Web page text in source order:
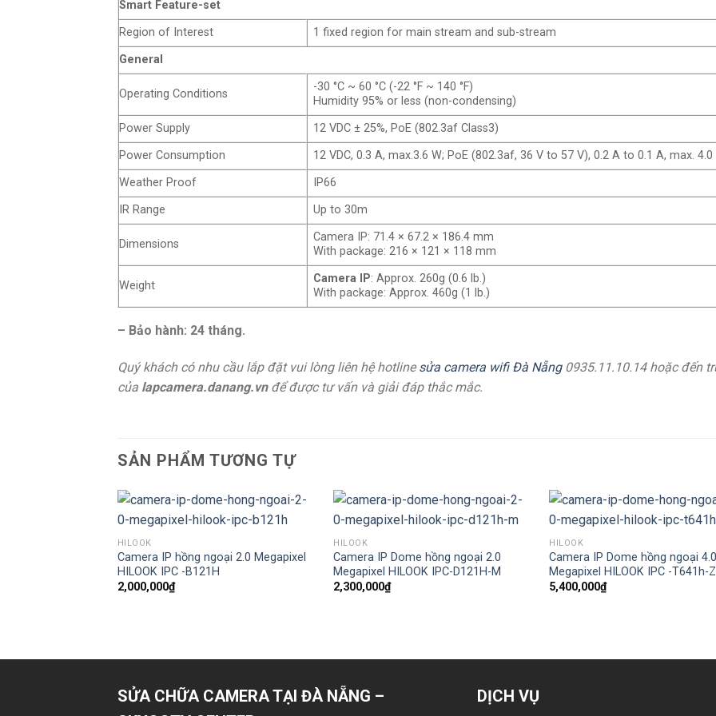
Smart Feature-set
Region of Interest
1 fixed region for main stream and sub-stream
General
Operating Conditions
-30 °C ~ 60 °C (-22 °F ~ 140 °F)
Humidity 95% or less (non-condensing)
Power Supply
12 VDC ± 25%, PoE (802.3af Class3)
Power Consumption
12 VDC, 0.3 A, max.3.6 W; PoE (802.3af, 36 V to 57 V), 0.2 A to 0.1 A, max. 4.0
Weather Proof
IP66
IR Range
Up to 30m
Dimensions
Camera IP: 71.4 × 67.2 × 186.4 mm
With package: 216 × 121 × 118 mm
Weight
Camera IP: Approx. 260g (0.6 lb.)
With package: Approx. 460g (1 lb.)
– Bảo hành: 24 tháng.
Quý khách có nhu cầu lắp đặt vui lòng liên hệ hotlinesửa camera wifi Đà Nẵng0935.11.10.14 hoặc đến
của lapcamera.danang.vnđể được tư vấn và giải đáp thắc mắc.
SẢN PHẨM TƯƠNG TỰ
HILOOK
Camera IP hồng ngoại 2.0 Megapixel
HILOOK IPC -B121H
2,000,000₫
HILOOK
Camera IP Dome hồng ngoại 2.0
Megapixel HILOOK IPC-D121H-M
2,300,000₫
HILOOK
Camera IP Dome hồng ngoại
Megapixel HILOOK IPC -T641h-Z
5,400,000₫
SỬA CHỮA CAMERA TẠI ĐÀ NẴNG –
DỊCH VỤ